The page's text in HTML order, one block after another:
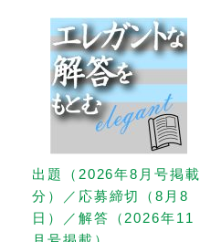
出題（2026年8月号掲載
分）／応募締切（8月8
日）／解答（2026年11